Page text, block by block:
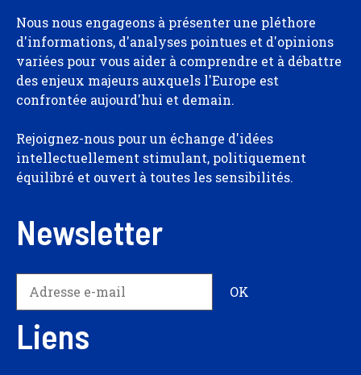
Nous nous engageons à présenter une pléthore
d'informations, d'analyses pointues et d'opinions
variées pour vous aider à comprendre et à débattre
des enjeux majeurs auxquels l'Europe est
confrontée aujourd'hui et demain.
Rejoignez-nous pour un échange d'idées
intellectuellement stimulant, politiquement
équilibré et ouvert à toutes les sensibilités.
Newsletter
Liens